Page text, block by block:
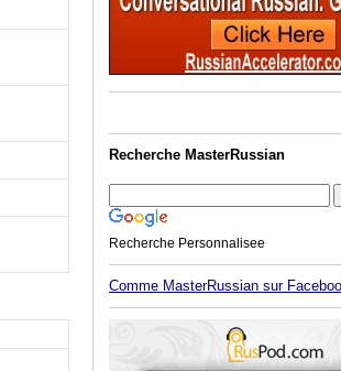
Recherche MasterRussian
Recherche Personnalisee
Comme MasterRussian sur